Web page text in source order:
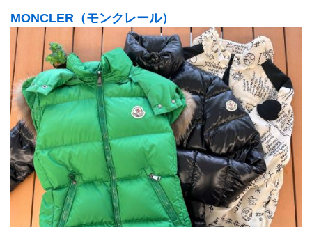
MONCLER（モンクレール）